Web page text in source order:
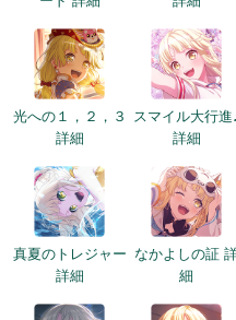
光への１，２，３
詳細
スマイル大行進
詳細
真夏のトレジャー
詳細
なかよしの証
細